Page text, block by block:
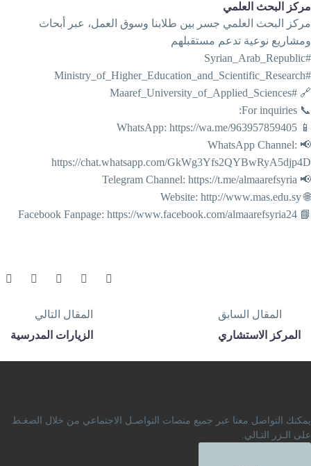
البحث العلمي
البحث العلمي جسر بين طلابنا وسوق العمل، عبر أبحاث
نوعية تدعم مستقبلهم
🔗
📞 For
📱 WhatsApp: https://
📢 WhatsApp Channel:
https://chat.whatsapp.com/
📢 Telegram Channel: https://
🌐 Website:
📘 Facebook Fanpage: https://
المقال السابق
المركز الاستشاري
المقال التالي
الزيارات المدرسية
التواصل معنا عبر جميع منصات التواصـل الاجتماعي من خلال الضغـط
الـزر التـالي.